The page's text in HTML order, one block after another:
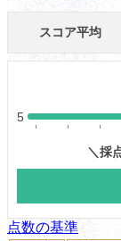
点数の基準